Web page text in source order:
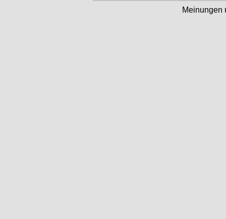
Meinungen